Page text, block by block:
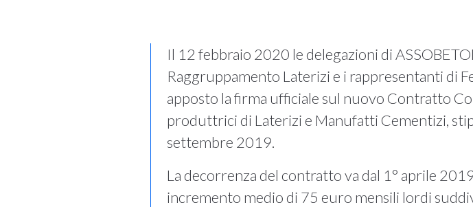
Il 12 febbraio 2020 le delegazioni di
Raggruppamento Laterizi e i rappresentanti di
apposto la firma ufficiale sul nuovo Contratto
produttrici di Laterizi e Manufatti Cementizi,
settembre 2019.
La decorrenza del contratto va dal 1° aprile
incremento medio di 75 euro mensili lordi